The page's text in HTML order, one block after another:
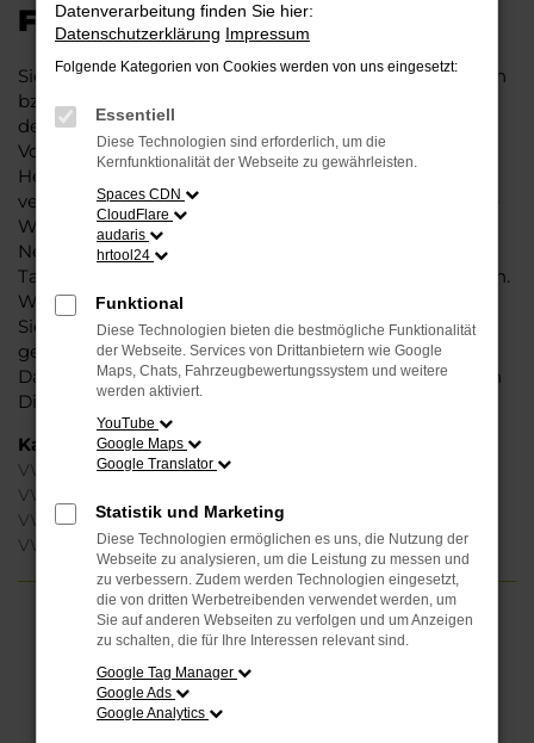
FAHRZEUG FÜR MAGDEBURG
Sie möchten in Magdeburg und Umgebung mobil sein
bzw. mobil bleiben. Unser Vorschlag ist ein VW T-Roc,
denn dieses Fahrzeug vereint eine ganze Reihe an
Vorzügen. Da ist zunächst einmal die Tradition des
Herstellers. Ein VW T-Roc für Magdeburg ist perfekt
verarbeitet und auf Langlebigkeit ausgelegt. Auf diese
Weise können Sie unbedenklich sowohl einen
Neuwagen als auch einen Gebrauchten, sowohl eine
Tageszulassung als auch einen Jahreswagen erwerben.
Wenn Sie sich für Steinböhmer entscheiden, erhalten
Sie einen erheblichen Nachlass bzw. Rabatt und
genießen zudem einen außergewöhnlichen Service.
Das beginnt bei der Beratung und setzt sich mit vielen
Dienstleistungen unserer Meisterwerkstatt fort.
Kategorie
VW T-Roc Gebrauchtwagen Magdeburg
VW T-Roc Magdeburg
VW T-Roc Jahreswagen Magdeburg
VW T-Roc Neuwagen Magdeburg
FEHLER: NETWORK ERROR
Beim Laden ist ein Fehler aufgetreten.
Hier sind ein paar Tipps, die dir helfen können:
Datenverarbeitung finden Sie hier:
Datenschutzerklärung Impressum
Folgende Kategorien von Cookies werden von uns eingesetzt:
Essentiell
Diese Technologien sind erforderlich, um die
Kernfunktionalität der Webseite zu gewährleisten.
Spaces CDN
CloudFlare
audaris
hrtool24
Funktional
Diese Technologien bieten die bestmögliche Funktionalität
der Webseite. Services von Drittanbietern wie Google
Maps, Chats, Fahrzeugbewertungssystem und weitere
werden aktiviert.
YouTube
Google Maps
Google Translator
Statistik und Marketing
Diese Technologien ermöglichen es uns, die Nutzung der
Webseite zu analysieren, um die Leistung zu messen und
zu verbessern. Zudem werden Technologien eingesetzt,
die von dritten Werbetreibenden verwendet werden, um
Sie auf anderen Webseiten zu verfolgen und um Anzeigen
zu schalten, die für Ihre Interessen relevant sind.
Google Tag Manager
Google Ads
Google Analytics